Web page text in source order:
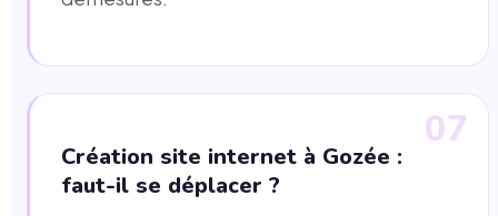
07
Création site internet à Gozée :
faut-il se déplacer ?